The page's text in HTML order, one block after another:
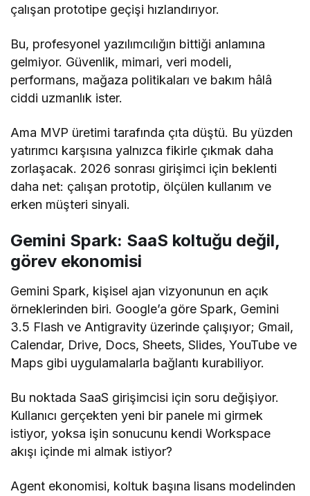
çalışan prototipe geçişi hızlandırıyor.
Bu, profesyonel yazılımcılığın bittiği anlamına
gelmiyor. Güvenlik, mimari, veri modeli,
performans, mağaza politikaları ve bakım hâlâ
ciddi uzmanlık ister.
Ama MVP üretimi tarafında çıta düştü. Bu yüzden
yatırımcı karşısına yalnızca fikirle çıkmak daha
zorlaşacak. 2026 sonrası girişimci için beklenti
daha net: çalışan prototip, ölçülen kullanım ve
erken müşteri sinyali.
Gemini Spark: SaaS koltuğu değil,
görev ekonomisi
Gemini Spark, kişisel ajan vizyonunun en açık
örneklerinden biri. Google’a göre Spark, Gemini
3.5 Flash ve Antigravity üzerinde çalışıyor; Gmail,
Calendar, Drive, Docs, Sheets, Slides, YouTube ve
Maps gibi uygulamalarla bağlantı kurabiliyor.
Bu noktada SaaS girişimcisi için soru değişiyor.
Kullanıcı gerçekten yeni bir panele mi girmek
istiyor, yoksa işin sonucunu kendi Workspace
akışı içinde mi almak istiyor?
Agent ekonomisi, koltuk başına lisans modelinden